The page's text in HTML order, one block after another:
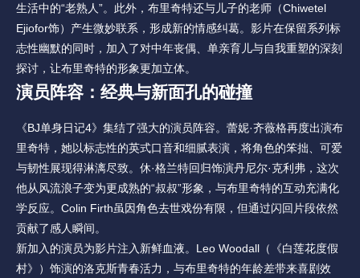
生活中的“老熟人”。此外，布里奇特还与儿子的老师（Chiwetel
Ejiofor饰）产生微妙联系，形成新的情感纠葛。影片在保留系列标
志性幽默的同时，加入了对中年丧偶、单亲育儿与自我重塑的深刻
探讨，让布里奇特的形象更加立体。
演员阵容：经典与新面孔的碰撞
《BJ单身日记4》集结了强大的演员阵容。蕾妮·齐薇格再度出演布
里奇特，她以标志性的英式口音和细腻表演，将角色的笨拙、可爱
与韧性展现得淋漓尽致。休·格兰特回归饰演丹尼尔·克利弗，这次
他从风流浪子变为更成熟的“叔叔”形象，与布里奇特的互动充满化
学反应。Colin Firth虽因角色去世戏份有限，但通过闪回片段依然
贡献了感人瞬间。
新加入的演员为影片注入新鲜血液。Leo Woodall（《白莲花度假
村》）饰演的洛克斯青春活力，与布里奇特的年龄差带来喜剧效